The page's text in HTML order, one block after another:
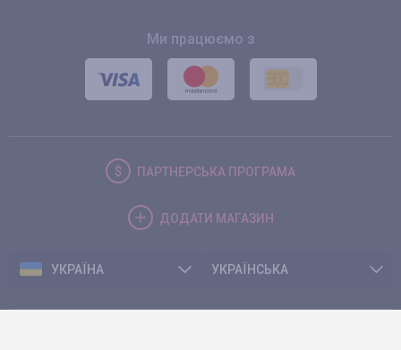
Ми працюємо з
ПАРТНЕРСЬКА ПРОГРАМА
ДОДАТИ МАГАЗИН
УКРАЇНА УКРАЇНСЬКА